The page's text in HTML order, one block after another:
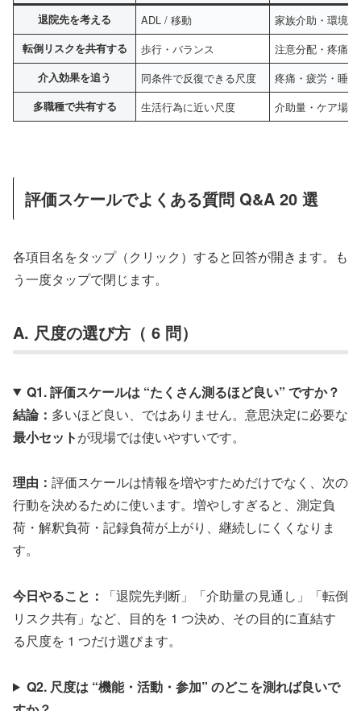
退院先を考える ADL / 移動 家族介助・環境
転倒リスクを共有する 歩行・バランス 注意分配・疼痛
介入効果を追う 同条件で反復できる尺度 疼痛・疲労・睡
多職種で共有する 生活行為に近い尺度 介助量・ケア場
評価スケールでよくある質問 Q&A 20 選
各項目名をタップ（クリック）すると回答が開きます。も
う一度タップで閉じます。
A. 尺度の選び方（ 6 問）
Q1. 評価スケールは “たくさん測るほど良い” ですか？
結論： 多いほど良い、ではありません。意思決定に必要な
最小セットが現場では使いやすいです。
理由： 評価スケールは情報を増やすためだけでなく、次の
行動を決めるために使います。増やしすぎると、測定負
荷・解釈負荷・記録負荷が上がり、継続しにくくなりま
す。
今日やること：
「退院先判断」「介助量の見通し」「転倒
リスク共有」など、目的を 1 つ決め、その目的に直結す
る尺度を 1 つだけ選びます。
Q2. 尺度は “機能・活動・参加” のどこを測れば良いで